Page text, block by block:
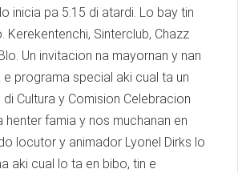
inicia pa 5:15 di atardi. Lo bay tin
Kerekentenchi, Sinterclub, Chazz
Un invitacion na mayornan y nan
e programa special aki cual ta un
Cultura y Comision Celebracion
henter famia y nos muchanan en
locutor y animador Lyonel Dirks lo
aki cual lo ta en bibo, tin e